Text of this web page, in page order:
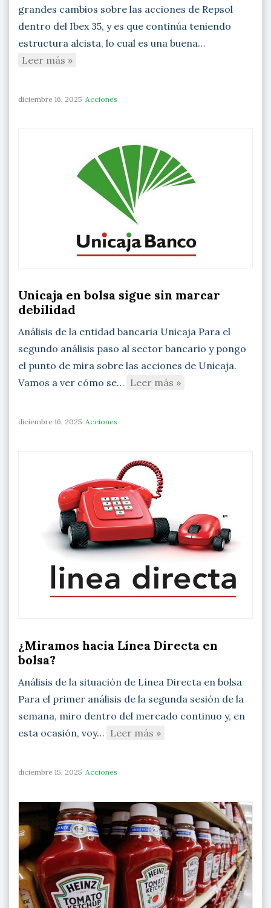
grandes cambios sobre las acciones de Repsol
dentro del Ibex 35, y es que continúa teniendo
estructura alcista, lo cual es una buena…
Leer más »
diciembre 16, 2025 Acciones
Unicaja en bolsa sigue sin marcar
debilidad
Análisis de la entidad bancaria Unicaja Para el
segundo análisis paso al sector bancario y pongo
el punto de mira sobre las acciones de Unicaja.
Vamos a ver cómo se… Leer más »
diciembre 16, 2025 Acciones
¿Miramos hacia Línea Directa en
bolsa?
Análisis de la situación de Línea Directa en bolsa
Para el primer análisis de la segunda sesión de la
semana, miro dentro del mercado continuo y, en
esta ocasión, voy… Leer más »
diciembre 15, 2025 Acciones